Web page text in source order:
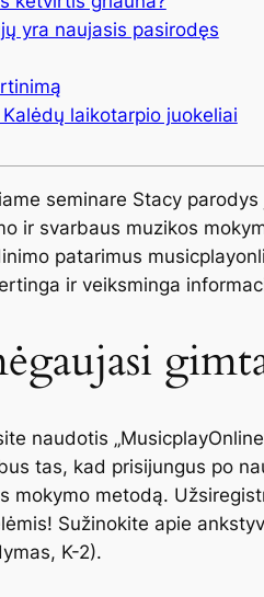
yra naujasis pasirodęs
laikotarpio juokeliai
seminare Stacy
ir svarbaus muzikos
patarimus
ir veiksminga
naudotis
tas, kad prisijungus po
mokymo metodą.
Sužinokite apie
K-2).